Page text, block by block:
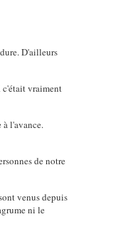
D'ailleurs
c'était vraiment
l'avance.
de notre
venus depuis
ni le